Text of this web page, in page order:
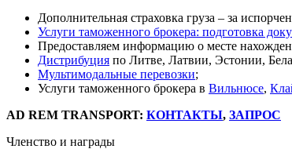
Дополнительная страховка груза – за
Услуги таможенного брокера: подготовка
Предоставляем информацию о месте
Дистрибуция по Литве, Латвии, Эстонии,
Мультимодальные перевозки;
Услуги таможенного брокера в Вильнюсе,
AD REM TRANSPORT: КОНТАКТЫ, ЗАПРОС
Членство и награды